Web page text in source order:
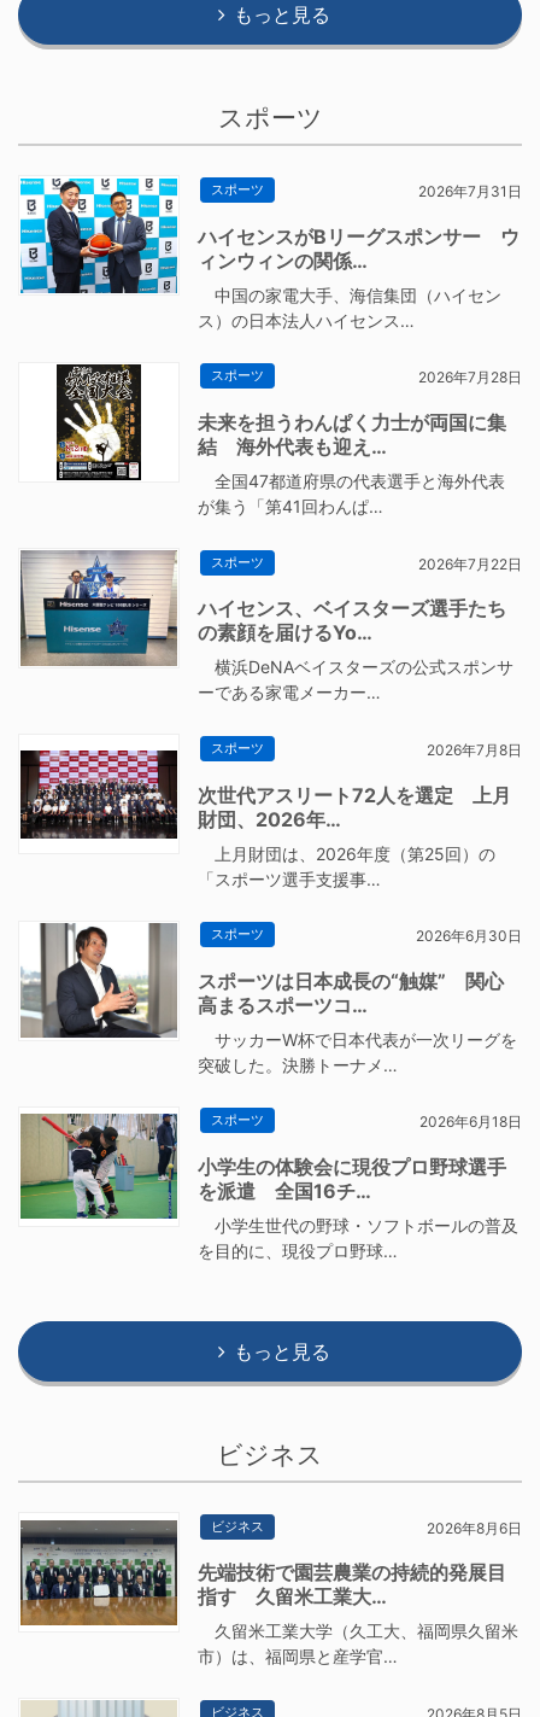
もっと見る
スポーツ
スポーツ 2026年7月31日
ハイセンスがBリーグスポンサー ウ
ィンウィンの関係…
中国の家電大手、海信集団（ハイセン
ス）の日本法人ハイセンス…
スポーツ 2026年7月28日
未来を担うわんぱく力士が両国に集
結 海外代表も迎え…
全国47都道府県の代表選手と海外代表
が集う「第41回わんぱ…
スポーツ 2026年7月22日
ハイセンス、ベイスターズ選手たち
の素顔を届けるYo…
横浜DeNAベイスターズの公式スポンサ
ーである家電メーカー…
スポーツ 2026年7月8日
次世代アスリート72人を選定 上月
財団、2026年…
上月財団は、2026年度（第25回）の
「スポーツ選手支援事…
スポーツ 2026年6月30日
スポーツは日本成長の“触媒” 関心
高まるスポーツコ…
サッカーW杯で日本代表が一次リーグを
突破した。決勝トーナメ…
スポーツ 2026年6月18日
小学生の体験会に現役プロ野球選手
を派遣 全国16チ…
小学生世代の野球・ソフトボールの普及
を目的に、現役プロ野球…
もっと見る
ビジネス
ビジネス 2026年8月6日
先端技術で園芸農業の持続的発展目
指す 久留米工業大…
久留米工業大学（久工大、福岡県久留米
市）は、福岡県と産学官…
ビジネス